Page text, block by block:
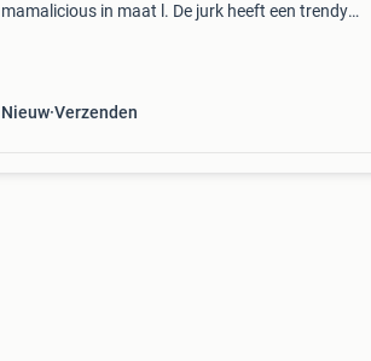
mamalicious in maat l. De jurk heeft een trendy
Nieuw Verzenden